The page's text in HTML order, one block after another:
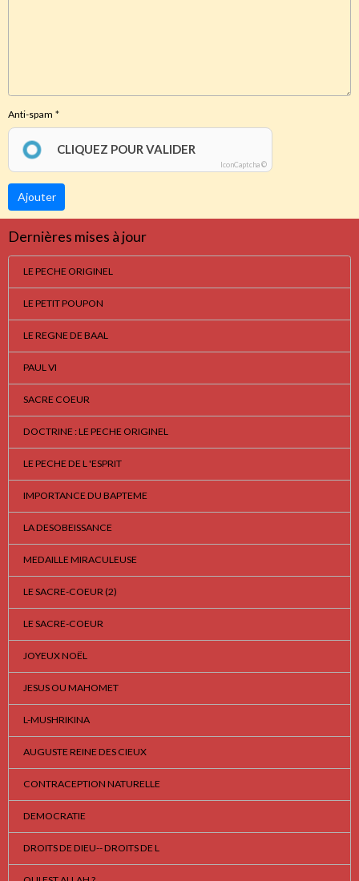
Anti-spam
CLIQUEZ POUR VALIDER
IconCaptcha ©
Ajouter
Dernières mises à jour
LE PECHE ORIGINEL
LE PETIT POUPON
LE REGNE DE BAAL
PAUL VI
SACRE COEUR
DOCTRINE : LE PECHE ORIGINEL
LE PECHE DE L 'ESPRIT
IMPORTANCE DU BAPTEME
LA DESOBEISSANCE
MEDAILLE MIRACULEUSE
LE SACRE-COEUR (2)
LE SACRE-COEUR
JOYEUX NOËL
JESUS OU MAHOMET
L-MUSHRIKINA
AUGUSTE REINE DES CIEUX
CONTRACEPTION NATURELLE
DEMOCRATIE
DROITS DE DIEU-- DROITS DE L